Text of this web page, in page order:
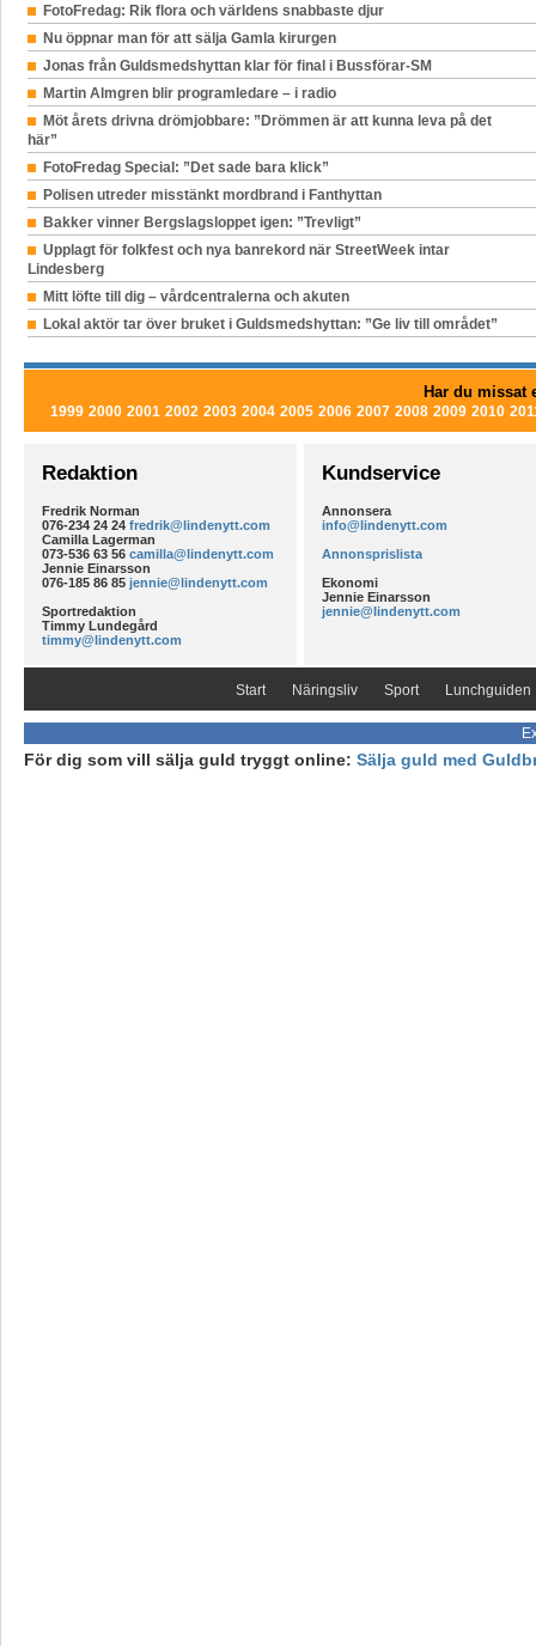
FotoFredag: Rik flora och världens snabbaste djur
Nu öppnar man för att sälja Gamla kirurgen
Jonas från Guldsmedshyttan klar för final i Bussförar-SM
Martin Almgren blir programledare – i radio
Möt årets drivna drömjobbare: ”Drömmen är att kunna leva på det
här”
FotoFredag Special: ”Det sade bara klick”
Polisen utreder misstänkt mordbrand i Fanthyttan
Bakker vinner Bergslagsloppet igen: ”Trevligt”
Upplagt för folkfest och nya banrekord när StreetWeek intar
Lindesberg
Mitt löfte till dig – vårdcentralerna och akuten
Lokal aktör tar över bruket i Guldsmedshyttan: ”Ge liv till området”
Har du missat
1999 2000 2001 2002 2003 2004 2005 2006 2007 2008 2009 2010
Redaktion
Fredrik Norman
076-234 24 24 fredrik@lindenytt.com
Camilla Lagerman
073-536 63 56 camilla@lindenytt.com
Jennie Einarsson
076-185 86 85 jennie@lindenytt.com
Sportredaktion
Timmy Lundegård
timmy@lindenytt.com
Kundservice
Annonsera
info@lindenytt.com
Annonsprislista
Ekonomi
Jennie Einarsson
jennie@lindenytt.com
Start Näringsliv Sport Lunchguiden
För dig som vill sälja guld tryggt online: Sälja guld med